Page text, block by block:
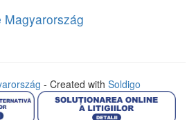
- Created with Soldigo